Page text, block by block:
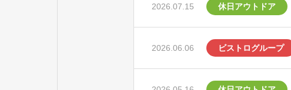
2026.07.15 休日アウトドア
2026.06.06 ビストログループ